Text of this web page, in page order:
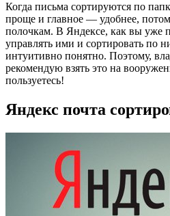
Когда письма сортируются по
проще и главное — удобнее,
полочкам. В Яндексе, как вы уже
управлять ими и сортировать по
интуитивно понятно. Поэтому,
рекомендую взять это на
пользуетесь!
Яндекс почта